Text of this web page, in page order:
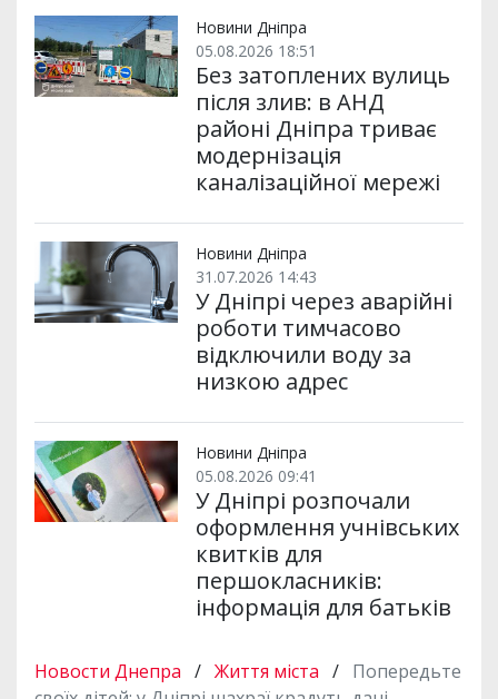
и k m p
Новини Дніпра
05.08.2026 18:51
Без затоплених вулиць
після злив: в АНД
районі Дніпра триває
модернізація
каналізаційної мережі
Новини Дніпра
31.07.2026 14:43
У Дніпрі через аварійні
роботи тимчасово
відключили воду за
низкою адрес
Новини Дніпра
05.08.2026 09:41
У Дніпрі розпочали
оформлення учнівських
квитків для
першокласників:
інформація для батьків
Новости Днепра / Життя міста / Попередьте